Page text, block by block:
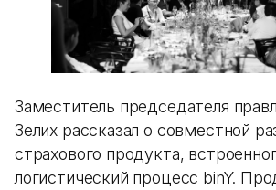
Заместитель председателя
Зелих рассказал о совместной
страхового продукта,
логистический процесс binY.